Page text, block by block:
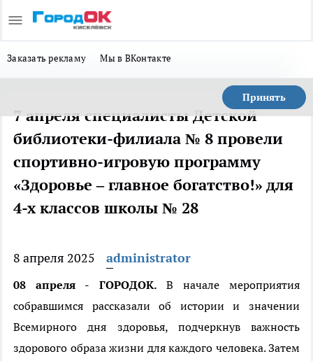
Заказать рекламу Мы в ВКонтакте
Принять
7 апреля специалисты Детской
библиотеки-филиала № 8 провели
спортивно-игровую программу
«Здоровье – главное богатство!» для
4-х классов школы № 28
8 апреля 2025 administrator
08 апреля - ГОРОДОК. В начале мероприятия
собравшимся рассказали об истории и значении
Всемирного дня здоровья, подчеркнув важность
здорового образа жизни для каждого человека. Затем